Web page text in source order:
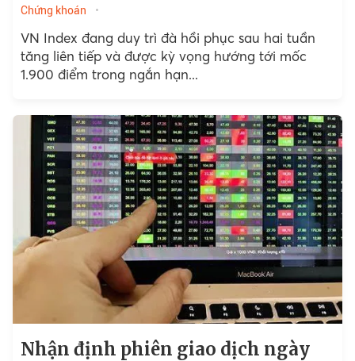
Chứng khoán
VN Index đang duy trì đà hồi phục sau hai tuần
tăng liên tiếp và được kỳ vọng hướng tới mốc
1.900 điểm trong ngắn hạn...
Nhận định phiên giao dịch ngày